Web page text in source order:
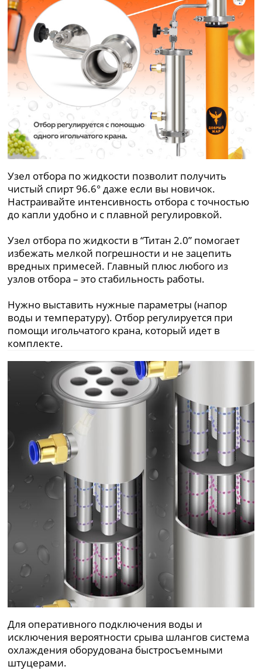
Узел отбора по жидкости позволит получить
чистый спирт 96.6° даже если вы новичок.
Настраивайте интенсивность отбора с точностью
до капли удобно и с плавной регулировкой.
Узел отбора по жидкости в “Титан 2.0” помогает
избежать мелкой погрешности и не зацепить
вредных примесей. Главный плюс любого из
узлов отбора – это стабильность работы.
Нужно выставить нужные параметры (напор
воды и температуру). Отбор регулируется при
помощи игольчатого крана, который идет в
комплекте.
Для оперативного подключения воды и
исключения вероятности срыва шлангов система
охлаждения оборудована быстросъемными
штуцерами.